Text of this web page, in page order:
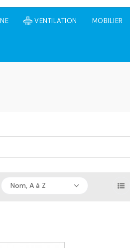
VENTILATION MOBILIER
Nom, A à Z